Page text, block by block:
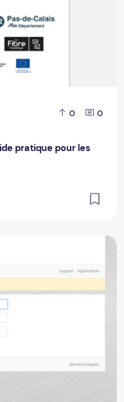
0 0
pratique pour les
INRAE : guide étape